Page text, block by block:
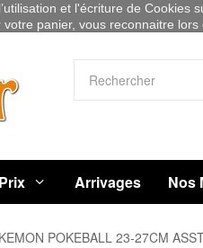
Arrivages Nos
POKEBALL 23-27CM
et l'écriture de
panier, vous reconnaitre